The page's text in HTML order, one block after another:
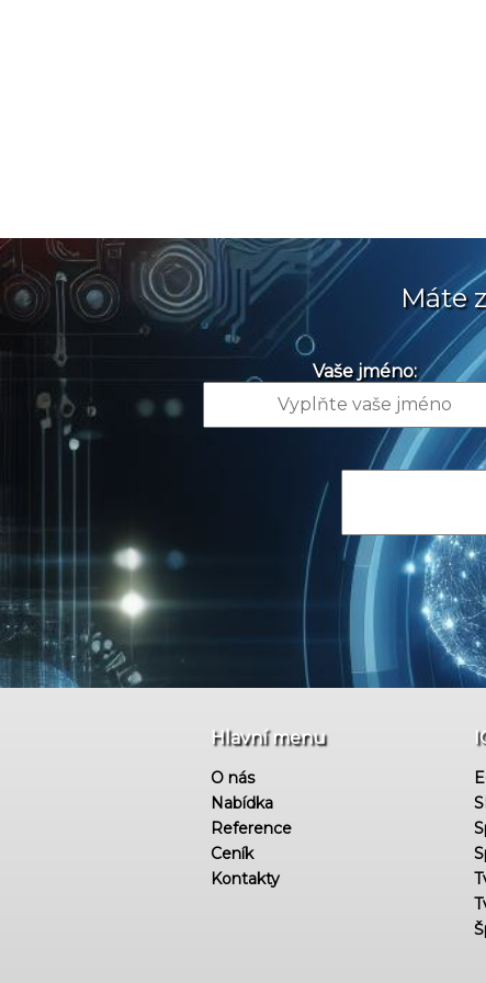
Máte
Vaše jméno:
Hlavní menu
O nás
Nabídka
Reference
Ceník
Kontakty